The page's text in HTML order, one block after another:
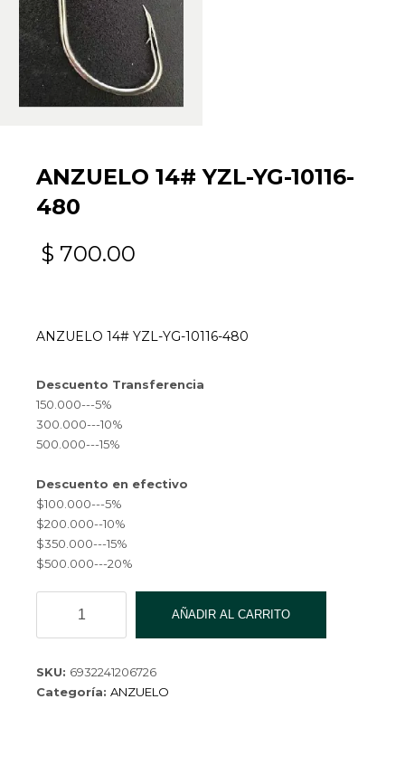
ANZUELO 14# YZL-YG-10116-
480
$ 700.00
ANZUELO 14# YZL-YG-10116-480
Descuento Transferencia
150.000---5%
300.000---10%
500.000---15%
Descuento en efectivo
$100.000---5%
$200.000--10%
$350.000---15%
$500.000---20%
YZL-
10116-
480
AÑADIR AL CARRITO
SKU: 6932241206726
Categoría: ANZUELO